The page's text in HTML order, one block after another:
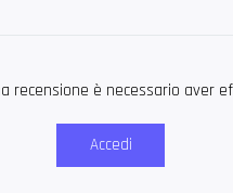
recensione è necessario aver
Accedi